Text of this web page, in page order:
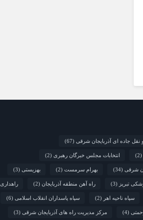
نقل جاده ای آذربایجان شرقی (67)
(2) انتخابات مجلس خبرگان رهبری (2)
شرقی (34) بهرام سرمست (2) بهزیستی (3)
تبریز (3) راه آهن منطقه آذربایجان (2) راهداری
سپاه ناحیه اهر (2) سپاه پاسداران انقلاب اسلامی (6)
(4) مرکز مدیریت راه های آذربایجان شرقی (3)